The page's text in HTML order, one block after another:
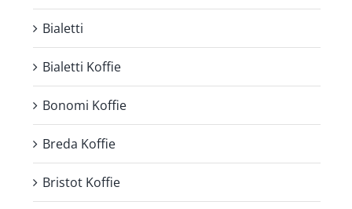
Bialetti
Bialetti Koffie
Bonomi Koffie
Breda Koffie
Bristot Koffie